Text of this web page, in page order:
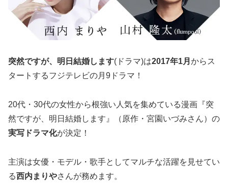
突然ですが、明日結婚します(ドラマ)は2017年1月 からス
タートするフジテレビの月9ドラマ！
20代・30代の女性から根強い人気を集めている漫画『突
然ですが、明日結婚します』（原作・宮園いづみさん）の
実写ドラマ化が決定！
主演は女優・モデル・歌手としてマルチな活躍を見せてい
る西内まりやさんが務めます。